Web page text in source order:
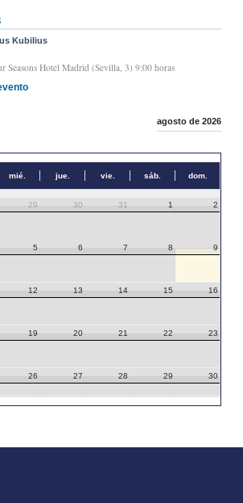
Kubilius
Seasons Hotel Madrid (Sevilla, 3) 9:00 horas
agosto de 2026
mié. jue. vie. sáb. dom.
29 30 31 1 2
5 6 7 8 9
12 13 14 15 16
19 20 21 22 23
26 27 28 29 30